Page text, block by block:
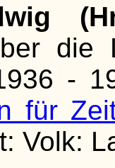
die
-
für
Volk: